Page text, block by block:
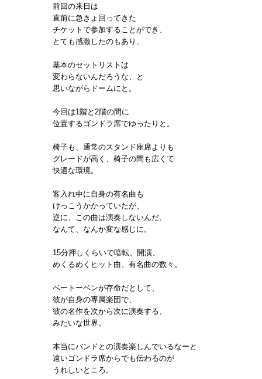
前回の来日は
直前に急きょ回ってきた
チケットで参加することができ、
とても感激したのもあり、
基本のセットリストは
変わらないんだろうな、と
思いながらドームにと。
今回は1階と2階の間に
位置するゴンドラ席でゆったりと。
椅子も、通常のスタンド座席よりも
グレードが高く、椅子の間も広くて
快適な環境。
客入れ中に自身の有名曲も
けっこうかかっていたが、
逆に、この曲は演奏しないんだ、
なんて、なんか変な感じに。
15分押しくらいで暗転、開演、
めくるめくヒット曲、有名曲の数々。
ベートーベンが存命だとして、
彼が自身の専属楽団で、
彼の名作を次から次に演奏する、
みたいな世界。
本当にバンドとの演奏楽しんでいるなーと
遠いゴンドラ席からでも伝わるのが
うれしいところ。